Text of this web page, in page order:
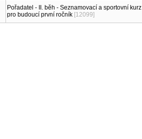
Pořadatel - II. běh - Seznamovací a sportovní kurz
pro budoucí první ročník [12099]